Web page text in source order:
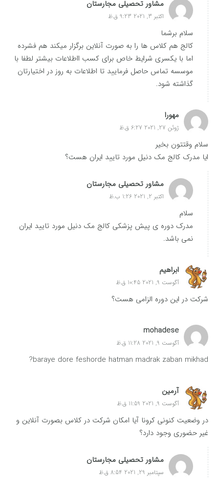
مشاور تحصیلی مجارستان
اکتبر 3, 2021 9:23 ق.ظ
سلام برشما
کالج هم کلاس ها را به صورت آنلاین برگزار میکند هم فشرده
اما با یکسری شرایط خاص برای کسب ااطلاعات بیشتر لطفا با
موسسه تماس حاصل فرمایید تا اطلاعات به روز در اختیارتان
گذاشته شود.
مهورا
ژوئن 27, 2021 6:27 ق.ظ
سلام وقتتون بخیر
ایا مدرک کالج مک دنیل مورد تایید ایران هست؟
مشاور تحصیلی مجارستان
اکتبر 2, 2021 1:26 ب.ظ
سلام
مدرک دوره ی پیش پزشکی کالج مک دنیل مورد تایید ایران
نمی باشد.
ابراهیم
آگوست 9, 2021 10:45 ق.ظ
شرکت در این دوره الزامی هست؟
mohadese
آگوست 9, 2021 11:28 ق.ظ
baraye dore feshorde hatman madrak zaban mikhad?
آرمین
آگوست 9, 2021 11:59 ق.ظ
در وضعیت کنونی کرونا آیا امکان شرکت در کلاس بصورت آنلاین و
غیر حضوری وجود دارد؟
مشاور تحصیلی مجارستان
سپتامبر 29, 2021 8:54 ق.ظ